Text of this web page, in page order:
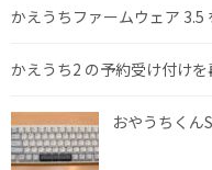
かえうちファームウェア 3.5
かえうち2 の予約受け付け
おやうちくん